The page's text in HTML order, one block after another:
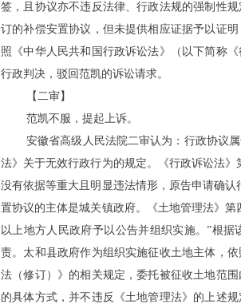
签，且协议亦不违反法律、行政法规的强制性
订的补偿安置协议，但未提供相应证据予以证
照《中华人民共和国行政诉讼法》（以下简称
行政判决，驳回范凯的诉讼请求。
【二审】
范凯不服，提起上诉。
安徽省高级人民法院二审认为：行政协议
法》关于无效行政行为的规定。《行政诉讼法》
没有依据等重大且明显违法情形，原告申请确
置协议的主体是城关镇政府。《土地管理法》
以上地方人民政府予以公告并组织实施。”根
责。太和县政府作为组织实施征收土地主体，
法（修订）》的相关规定，委托被征收土地范
的具体方式，并不违反《土地管理法》的上述